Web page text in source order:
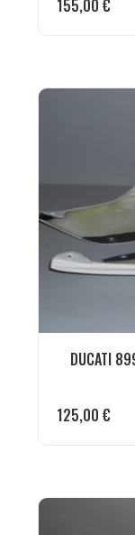
155,00 €
DUCATI
125,00 €